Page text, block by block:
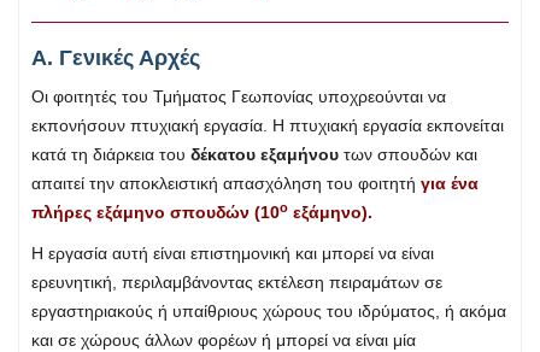
Α. Γενικές Αρχές
Οι φοιτητές του Τμήματος Γεωπονίας υποχρεούνται να
εκπονήσουν πτυχιακή εργασία. Η πτυχιακή εργασία εκπονείται
κατά τη διάρκεια του δέκατου εξαμήνου των σπουδών και
απαιτεί την αποκλειστική απασχόληση του φοιτητή για ένα
πλήρες εξάμηνο σπουδών (10ο εξάμηνο).
Η εργασία αυτή είναι επιστημονική και μπορεί να είναι
ερευνητική, περιλαμβάνοντας εκτέλεση πειραμάτων σε
εργαστηριακούς ή υπαίθριους χώρους του ιδρύματος, ή ακόμα
και σε χώρους άλλων φορέων ή μπορεί να είναι μία